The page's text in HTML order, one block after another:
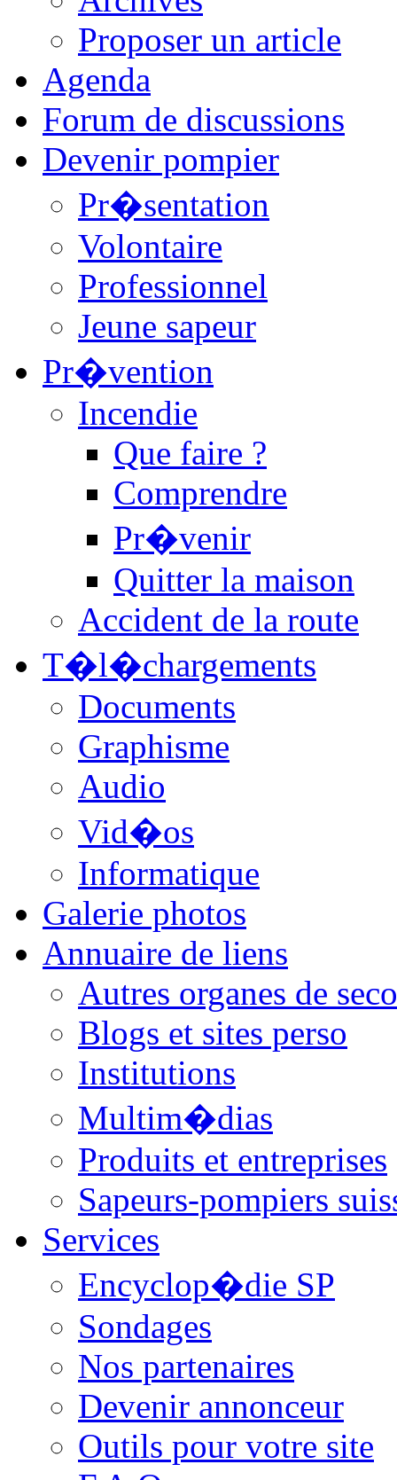
Proposer un article
Agenda
Forum de discussions
Devenir pompier
Pr�sentation
Volontaire
Professionnel
Jeune sapeur
Pr�vention
Incendie
Que faire ?
Comprendre
Pr�venir
Quitter la maison
Accident de la route
T�l�chargements
Documents
Graphisme
Audio
Vid�os
Informatique
Galerie photos
Annuaire de liens
Autres organes de
Blogs et sites perso
Institutions
Multim�dias
Produits et entreprises
Sapeurs-pompiers
Services
Encyclop�die SP
Sondages
Nos partenaires
Devenir annonceur
Outils pour votre site